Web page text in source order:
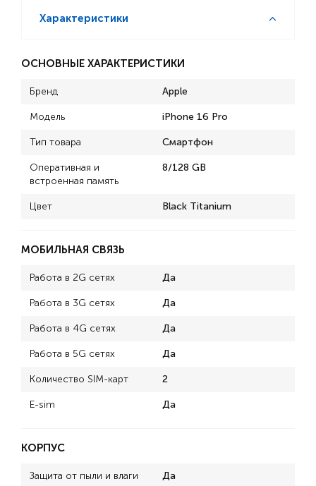
Характеристики
ОСНОВНЫЕ ХАРАКТЕРИСТИКИ
Бренд Apple
Модель iPhone 16 Pro
Тип товара Смартфон
Оперативная и
встроенная память
8/128 GB
Цвет Black Titanium
МОБИЛЬНАЯ СВЯЗЬ
Работа в 2G сетях Да
Работа в 3G сетях Да
Работа в 4G сетях Да
Работа в 5G сетях Да
Количество SIM-карт 2
E-sim Да
КОРПУС
Защита от пыли и влаги Да